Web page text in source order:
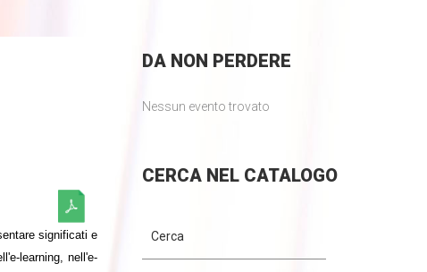
significati e
learning, nell'e-
DANON PERDERE
Nessun evento trovato
CERCANEL CATALOGO